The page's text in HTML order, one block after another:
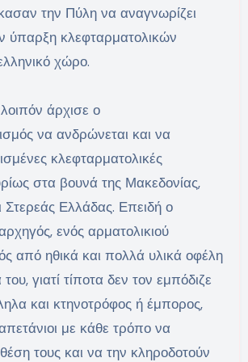
την Πύλη να αναγνωρίζει
ύπαρξη κλεφταρματολικών
χώρο.
άρχισε ο
να ανδρώνεται και να
κλεφταρματολικές
στα βουνά της Μακεδονίας,
Στερεάς Ελλάδας. Επειδή ο
ενός αρματολικιού
από ηθικά και πολλά υλικά οφέλη
γιατί τίποτα δεν τον εμπόδιζε
και κτηνοτρόφος ή έμπορος,
με κάθε τρόπο να
τους και να την κληροδοτούν